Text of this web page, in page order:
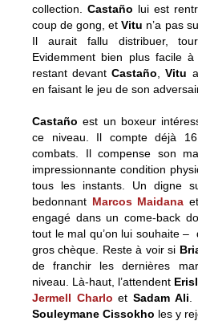
collection. Castaño lui est
coup de gong, etVitu n’a pas
Il aurait fallu distribuer,
Evidemment bien plus facile
restant devantCastaño ,Vitu
en faisant le jeu de son
Castaño est un boxeur
ce niveau. Il compte déjà
combats. Il compense son
impressionnante condition
tous les instants. Un digne
bedonnant Marcos Maidana
engagé dans un come-back
tout le mal qu’on lui souhaite
gros chèque. Reste à voir si
de franchir les dernières
niveau. Là-haut, l’attendent
Jermell Charlo etSadam Ali
Souleymane Cissokho les y